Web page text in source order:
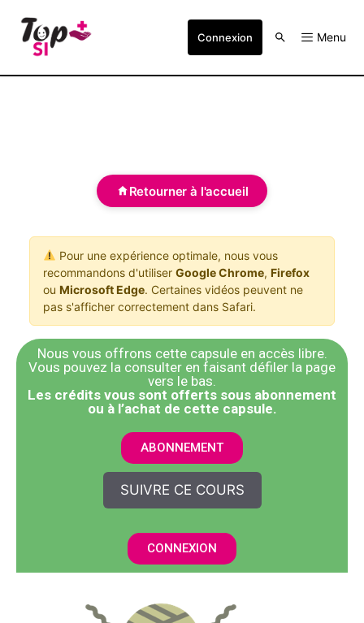
Connexion Menu
Retourner à l'accueil
Pour une expérience optimale, nous vous
recommandons d'utiliser Google Chrome, Firefox
ou Microsoft Edge. Certaines vidéos peuvent ne
pas s'afficher correctement dans Safari.
Nous vous offrons cette capsule en accès libre.
Vous pouvez la consulter en faisant défiler la page
vers le bas.
​Les crédits vous sont offerts sous abonnement
ou à l’achat de cette capsule.
ABONNEMENT
SUIVRE CE COURS
CONNEXION